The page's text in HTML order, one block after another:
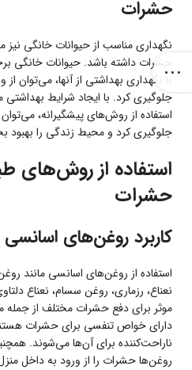
حشرات
نگهداری مناسب از حیوانات خانگی نیز
حشرات داشته باشد. حیوانات خانگی
با نگهداری بهداشتی از آنها، می‌توان
جلوگیری کرد. با ایجاد شرایط
استفاده از روش‌های پیشگیرانه،
جلوگیری کرد و محیط زندگی را بهبود
استفاده از روش‌های
حشرات
کاربرد روغن‌های
استفاده از روغن‌های اسانسی مانند
نعناع، رزماری، روغن سسام، نعناع
موثر برای دفع حشرات مختلف از
دارای خواص تنفسی برای حشرات
ناراحت‌کننده برای آن‌ها می‌شوند.
روغن‌ها حشرات را از ورود به داخل